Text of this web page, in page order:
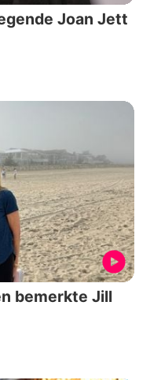
Joan Jett
bemerkte Jill